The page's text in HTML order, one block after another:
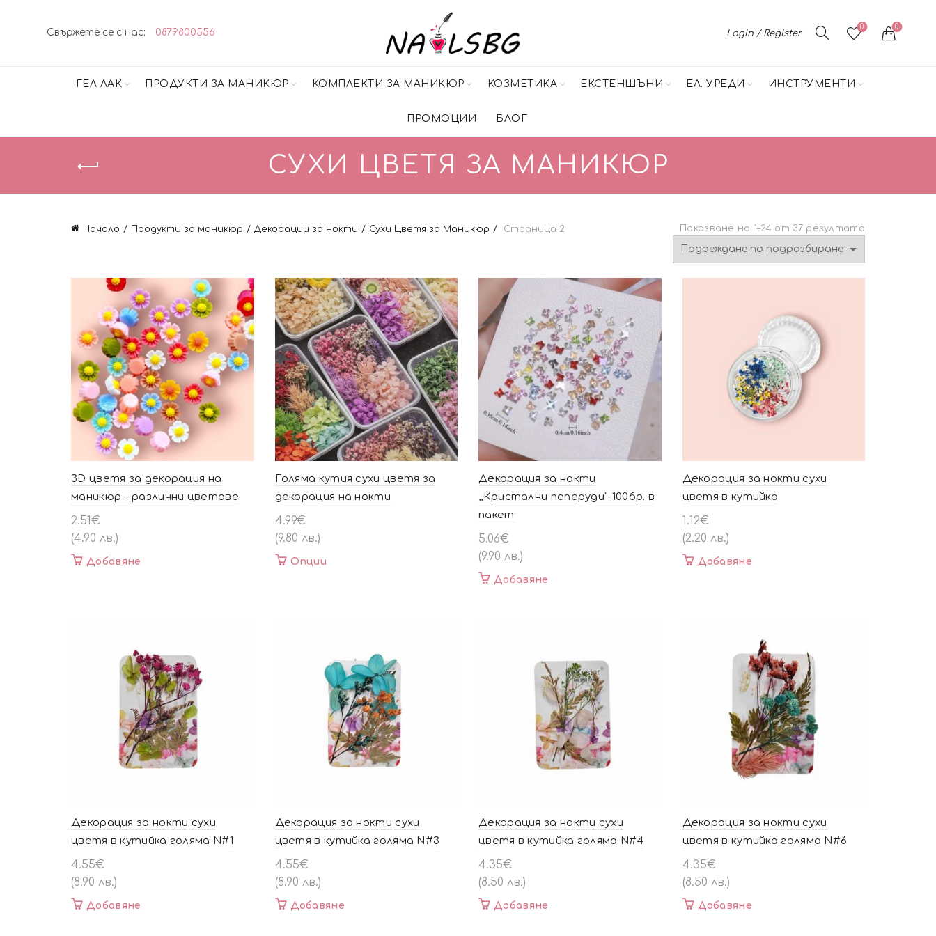
Свържете се с нас: 0879800556 Login / Register
0 0
ГЕЛ ЛАК ПРОДУКТИ ЗА МАНИКЮР КОМПЛЕКТИ ЗА МАНИКЮР КОЗМЕТИКА ЕКСТЕНШЪНИ ЕЛ. УРЕДИ ИНСТРУМЕНТИ
ПРОМОЦИИ БЛОГ
СУХИ ЦВЕТЯ ЗА МАНИКЮР
Начало Продукти за маникюр Декорации за нокти Сухи Цветя за Маникюр Страница 2 Показване на 1–24 от 37 резултата
3D цветя за декорация на
маникюр – различни цветове
2.51€
(4.90 лв.)
Добавяне
Голяма кутия сухи цветя за
декорация на нокти
4.99€
(9.80 лв.)
Опции
may
be
chosen
on
the
product
page
Декорация за нокти
,,Кристални пеперуди”-100бр. в
пакет
5.06€
(9.90 лв.)
Добавяне
Декорация за нокти сухи
цветя в кутийка
1.12€
(2.20 лв.)
Добавяне
Декорация за нокти сухи
цветя в кутийка голяма N#1
4.55€
(8.90 лв.)
Добавяне
Декорация за нокти сухи
цветя в кутийка голяма N#3
4.55€
(8.90 лв.)
Добавяне
Декорация за нокти сухи
цветя в кутийка голяма N#4
4.35€
(8.50 лв.)
Добавяне
Декорация за нокти сухи
цветя в кутийка голяма N#6
4.35€
(8.50 лв.)
Добавяне